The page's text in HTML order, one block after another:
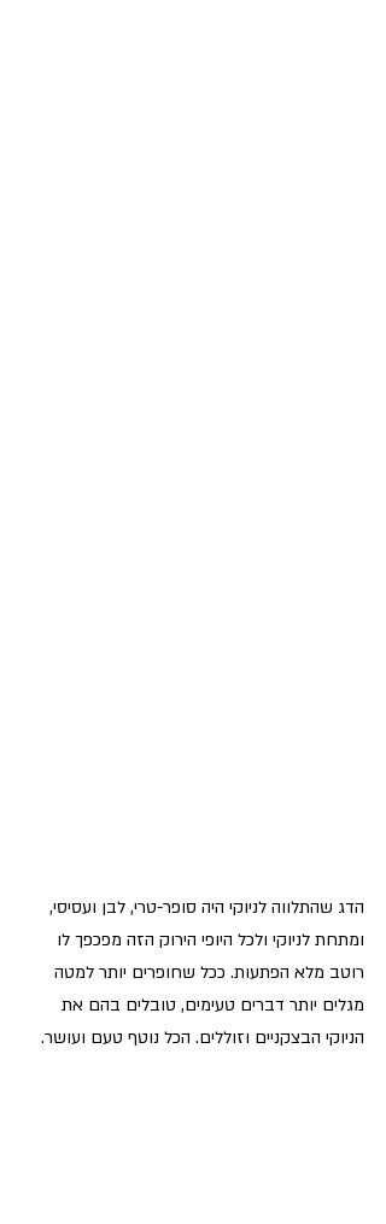
הדג שהתלווה לניוקי היה סופר-טרי, לבן ועסיסי,
ומתחת לניוקי ולכל היופי הירוק הזה מפכפך לו
רוטב מלא הפתעות. ככל שחופרים יותר למטה
מגלים יותר דברים טעימים, טובלים בהם את
הניוקי הבצקניים וזוללים. הכל נוטף טעם ועושר.